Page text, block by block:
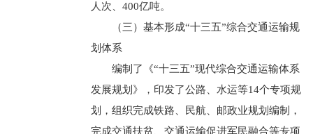
人次、400亿吨。
（三）基本形成“十三五”综合交通运输规
划体系
编制了《“十三五”现代综合交通运输体系
发展规划》，印发了公路、水运等14个专项规
划，组织完成铁路、民航、邮政业规划编制，
完成交通扶贫、交通运输促进军民融合等专项